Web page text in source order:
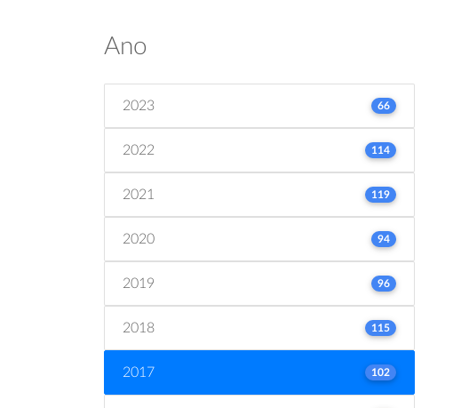
Ano
2023 66
2022 114
2021 119
2020 94
2019 96
2018 115
2017 102